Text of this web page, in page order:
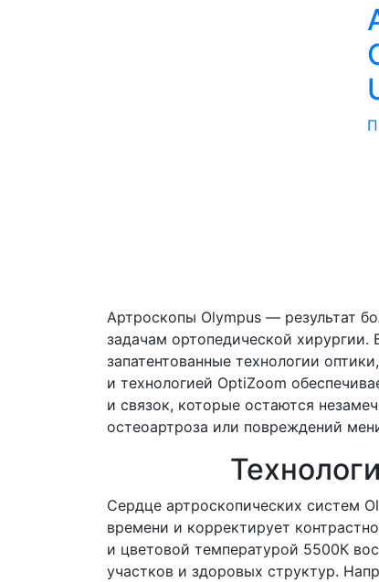
Артроскопы Olympus — результат
задачам ортопедической
запатентованные технологии
и технологией OptiZoom
и связок, которые остаются
остеоартроза или повреждений
Сердце артроскопических систем
времени и корректирует
и цветовой температурой 5500К
участков и здоровых структур.